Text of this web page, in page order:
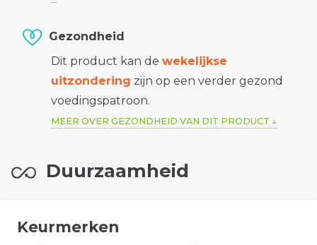
Gezondheid
Dit product kan de wekelijkse
uitzondering zijn op een verder gezond
voedingspatroon.
MEER OVER GEZONDHEID VAN DIT PRODUCT
Duurzaamheid
Keurmerken